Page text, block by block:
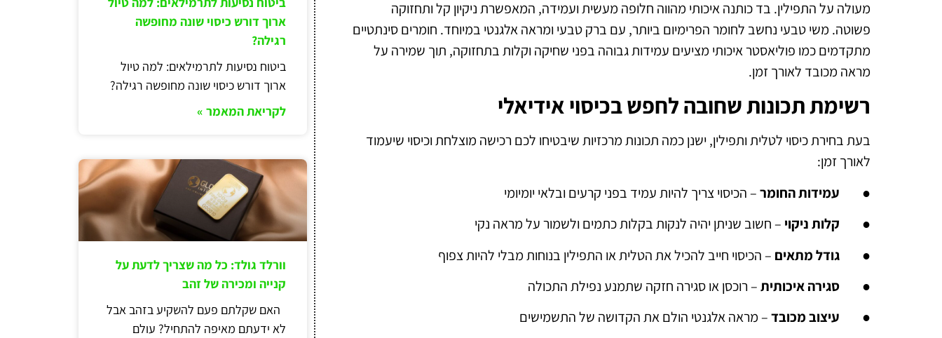
מעולה על התפילין. בד כותנה איכותי מהווה חלופה מעשית ועמידה, המאפשרת ניקיון קל ותחזוקה
פשוטה. משי טבעי נחשב לחומר הפרימיום ביותר, עם ברק טבעי ומראה אלגנטי במיוחד. חומרים סינתטיים
מתקדמים כמו פוליאסטר איכותי מציעים עמידות גבוהה בפני שחיקה וקלות בתחזוקה, תוך שמירה על
מראה מכובד לאורך זמן.
רשימת תכונות שחובה לחפש בכיסוי אידיאלי
בעת בחירת כיסוי לטלית ותפילין, ישנן כמה תכונות מרכזיות שיבטיחו לכם רכישה מוצלחת וכיסוי שיעמוד
לאורך זמן:
●
עמידות החומר– הכיסוי צריך להיות עמיד בפני קרעים ובלאי יומיומי
●
קלות ניקוי – חשוב שניתן יהיה לנקות בקלות כתמים ולשמור על מראה נקי
●
גודל מתאים – הכיסוי חייב להכיל את הטלית או התפילין בנוחות מבלי להיות צפוף
●
סגירה איכותית– רוכסן או סגירה חזקה שתמנע נפילת התכולה
●
עיצוב מכובד– מראה אלגנטי הולם את הקדושה של התשמישים
ארוך דורש כיסוי שונה מחופשה
רגילה?
ביטוח נסיעות לתרמילאים: למה טיול
ארוך דורש כיסוי שונה מחופשה רגילה?
לקריאת המאמר »
וורלד גולד: כל מה שצריך לדעת על
קנייה ומכירה של זהב
האם שקלתם פעם להשקיע בזהב אבל
לא ידעתם מאיפה להתחיל? עולם